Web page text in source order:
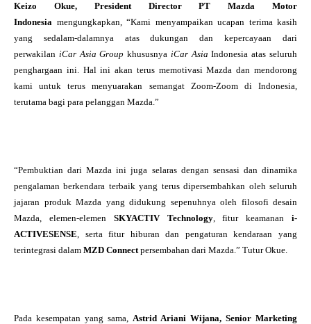
Keizo Okue, President Director PT Mazda Motor
Indonesia mengungkapkan, “Kami menyampaikan ucapan terima kasih
yang sedalam-dalamnya atas dukungan dan kepercayaan dari
perwakilan iCar Asia Group khususnya iCar Asia Indonesia atas seluruh
penghargaan ini. Hal ini akan terus memotivasi Mazda dan mendorong
kami untuk terus menyuarakan semangat Zoom-Zoom di Indonesia,
terutama bagi para pelanggan Mazda.”
“Pembuktian dari Mazda ini juga selaras dengan sensasi dan dinamika
pengalaman berkendara terbaik yang terus dipersembahkan oleh seluruh
jajaran produk Mazda yang didukung sepenuhnya oleh filosofi desain
Mazda, elemen-elemen SKYACTIV Technology, fitur keamanani-
ACTIVESENSE, serta fitur hiburan dan pengaturan kendaraan yang
terintegrasi dalam MZD Connectpersembahan dari Mazda.” Tutur Okue.
Pada kesempatan yang sama, Astrid Ariani Wijana, Senior Marketing